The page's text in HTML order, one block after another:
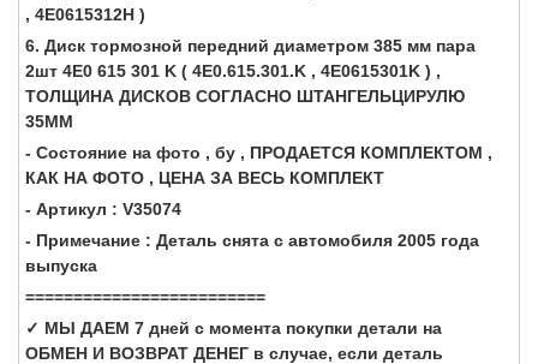
, 4E0615312H )
6. Диск тормозной передний диаметром 385 мм пара
2шт 4E0 615 301 K ( 4E0.615.301.K , 4E0615301K ) ,
ТОЛЩИНА ДИСКОВ СОГЛАСНО ШТАНГЕЛЬЦИРУЛЮ
35ММ
- Состояние на фото , бу , ПРОДАЕТСЯ КОМПЛЕКТОМ ,
КАК НА ФОТО , ЦЕНА ЗА ВЕСЬ КОМПЛЕКТ
- Артикул : V35074
- Примечание : Деталь снята с автомобиля 2005 года
выпуска
=========================
✓ МЫ ДАЕМ 7 дней с момента покупки детали на
ОБМЕН И ВОЗВРАТ ДЕНЕГ в случае, если деталь